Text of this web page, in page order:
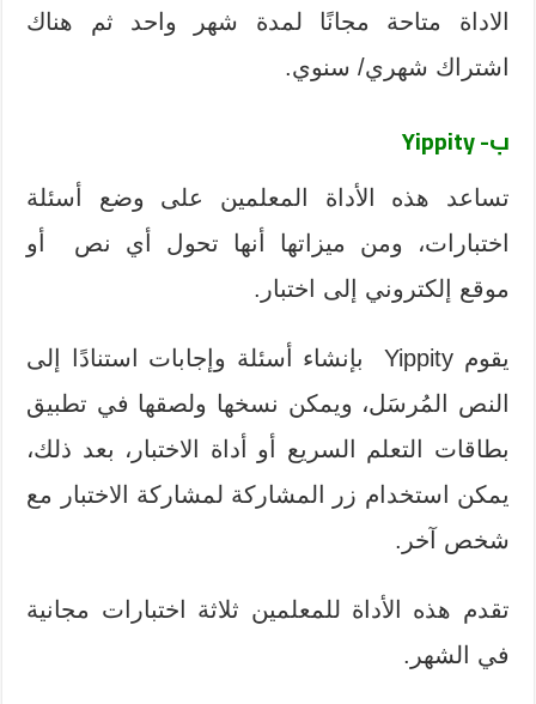
الاداة متاحة مجانًا لمدة شهر واحد ثم هناك
اشتراك شهري/ سنوي.
ب- Yippity
تساعد هذه الأداة المعلمين على وضع أسئلة
اختبارات، ومن ميزاتها أنها تحول أي نص أو
موقع إلكتروني إلى اختبار.
يقوم Yippity بإنشاء أسئلة وإجابات استنادًا إلى
النص المُرسَل، ويمكن نسخها ولصقها في تطبيق
بطاقات التعلم السريع أو أداة الاختبار، بعد ذلك،
يمكن استخدام زر المشاركة لمشاركة الاختبار مع
شخص آخر.
تقدم هذه الأداة للمعلمين ثلاثة اختبارات مجانية
في الشهر.